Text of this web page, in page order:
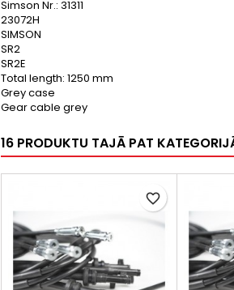
Simson Nr.: 31311
23072H
SIMSON
SR2
SR2E
Total length: 1250 mm
Grey case
Gear cable grey
16 PRODUKTU TAJĀ PAT
favorite_border